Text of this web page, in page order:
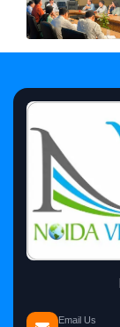
Email Us